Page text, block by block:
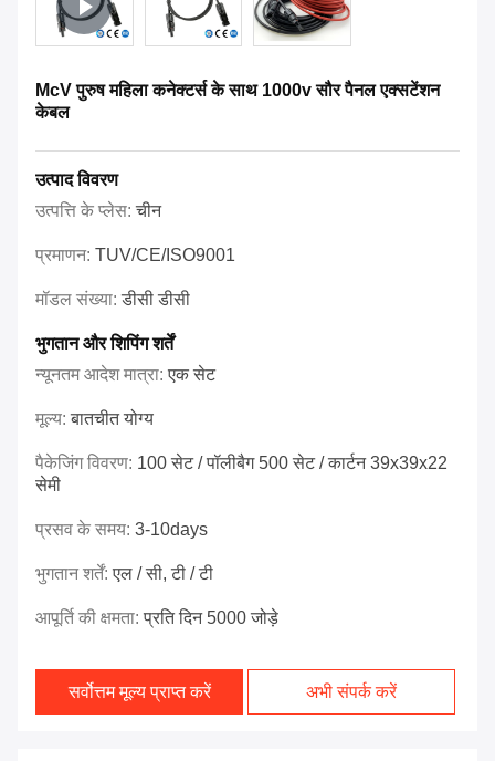
McV पुरुष महिला कनेक्टर्स के साथ 1000v सौर पैनल एक्सटेंशन
केबल
उत्पाद विवरण
उत्पत्ति के प्लेस:चीन
प्रमाणन: TUV/CE/ISO9001
मॉडल संख्या:डीसी डीसी
भुगतान और शिपिंग शर्तें
न्यूनतम आदेश मात्रा:एक सेट
मूल्य:बातचीत योग्य
पैकेजिंग विवरण: 100 सेट / पॉलीबैग 500 सेट / कार्टन 39x39x22
सेमी
प्रसव के समय: 3-10days
भुगतान शर्तें:एल / सी, टी / टी
आपूर्ति की क्षमता:प्रति दिन 5000 जोड़े
सर्वोत्तम मूल्य प्राप्त करें अभी संपर्क करें